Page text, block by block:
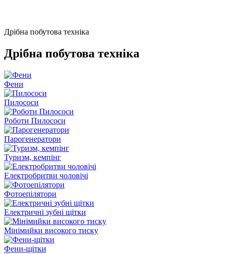
Дрібна побутова техніка
Дрібна побутова техніка
Фени
Пилососи
Роботи Пилососи
Парогенератори
Туризм, кемпінг
Електробритви чоловічі
Фотоепілятори
Електричні зубні щітки
Мінімийки високого тиску
Фени-щітки